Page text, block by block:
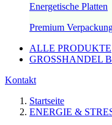
Energetische Platten
Premium
ALLE PRODUKTE
GROSSHANDEL
Kontakt
Startseite
ENERGIE &